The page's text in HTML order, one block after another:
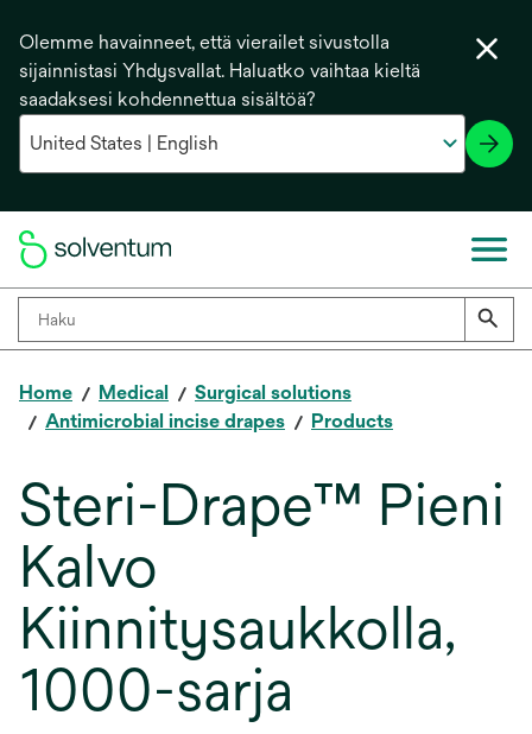
Olemme havainneet, että vierailet sivustolla
sijainnistasi Yhdysvallat. Haluatko vaihtaa kieltä
saadaksesi kohdennettua sisältöä?
Home Medical
Surgical solutions
Antimicrobial incise drapes
Products
Steri-Drape™ Pieni
Kalvo
Kiinnitysaukkolla,
1000-sarja